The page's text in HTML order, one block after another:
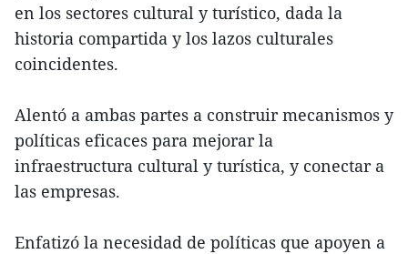
en los sectores cultural y turístico, dada la
historia compartida y los lazos culturales
coincidentes.
Alentó a ambas partes a construir mecanismos y
políticas eficaces para mejorar la
infraestructura cultural y turística, y conectar a
las empresas.
Enfatizó la necesidad de políticas que apoyen a